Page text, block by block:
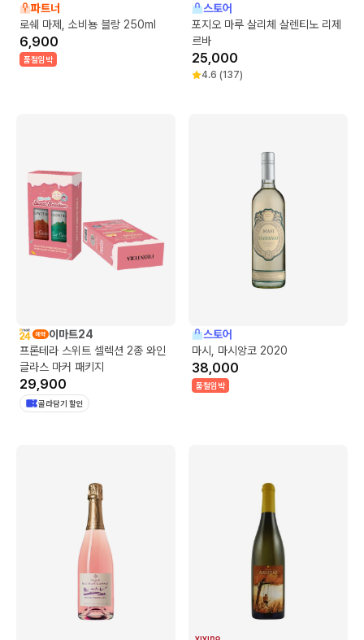
파트너
로쉐 마제, 소비뇽 블랑 250ml
6,900
품절임박
스토어
포지오 마루 살리체 살렌티노 리제
르바
25,000
4.6 (137)
이마트24
프론테라 스위트 셀렉션 2종 와인
글라스 마커 패키지
29,900
골라담기 할인
스토어
마시, 마시앙코 2020
38,000
품절임박